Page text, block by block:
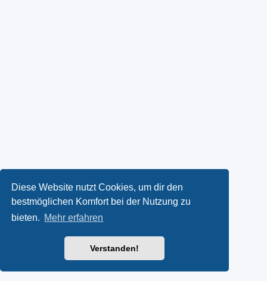
Diese Website nutzt Cookies, um dir den
bestmöglichen Komfort bei der Nutzung zu
bieten. Mehr erfahren
Verstanden!